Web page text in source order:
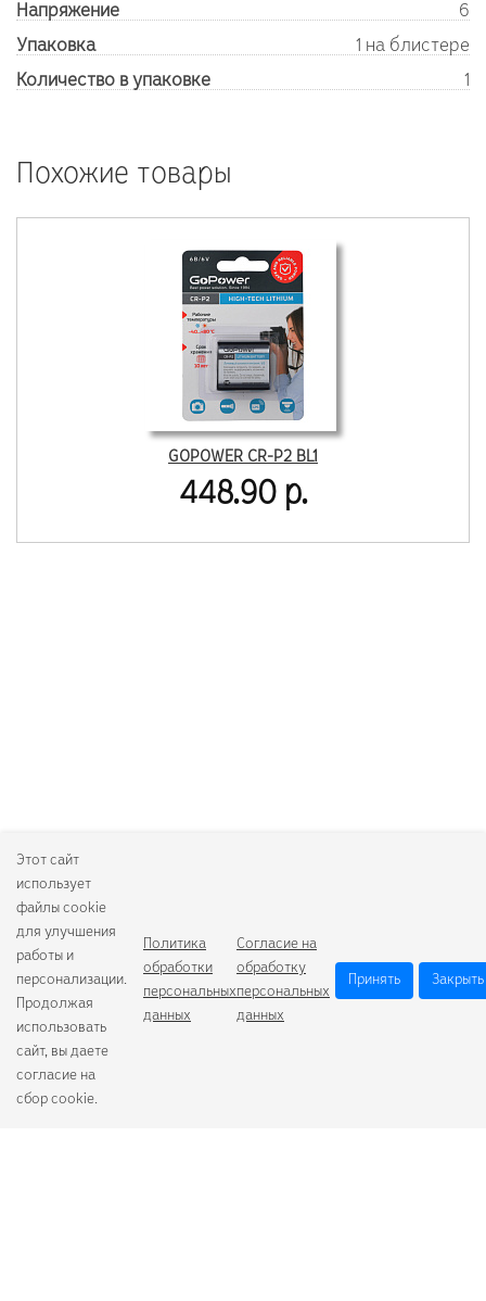
Напряжение
6
Упаковка
1 на блистере
Количество в упаковке
1
Похожие товары
GOPOWER CR-P2 BL1
448.90 р.
Этот сайт
использует
файлы cookie
для улучшения
работы и
персонализации.
Продолжая
использовать
сайт, вы даете
согласие на
сбор cookie.
Политика
обработки
персональных
данных
Согласие на
обработку
персональных
данных
Принять Закрыть